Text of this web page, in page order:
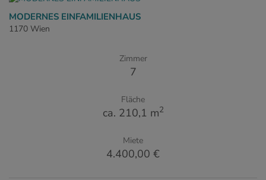
MODERNES EINFAMILIENHAUS
1170 Wien
Zimmer
7
Fläche
ca. 210,1 m2
Miete
4.400,00 €